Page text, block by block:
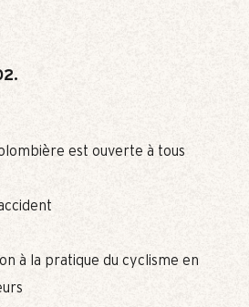
est ouverte à tous
à la pratique du cyclisme en